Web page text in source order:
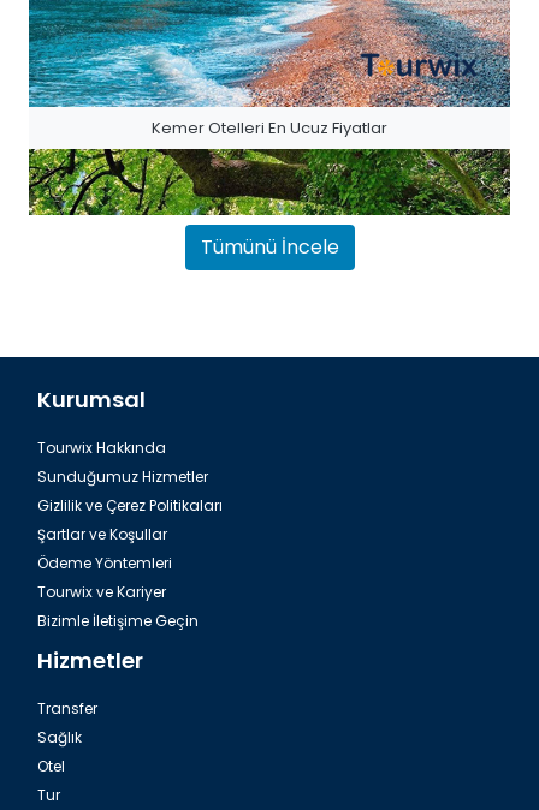
Kemer Otelleri En Ucuz Fiyatlar
Antalya Havalimanı Belek Transfer
Tümünü İncele
Kurumsal
Tourwix Hakkında
Sunduğumuz Hizmetler
Gizlilik ve Çerez Politikaları
Şartlar ve Koşullar
Ödeme Yöntemleri
Tourwix ve Kariyer
Bizimle İletişime Geçin
Hizmetler
Transfer
Sağlık
Otel
Tur